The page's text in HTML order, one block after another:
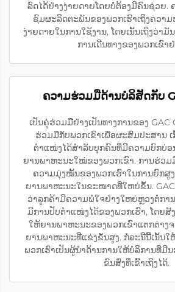
ລົດໄດ້ຢ່າງງ່າຍດາຍໂດຍບໍ່ຕ້ອງມີຄົນຊ່ວຍ.
ຊົມຜະລິດຕະພັນຂອງພວກເຮົາເຖິງຄວາ
ງ່າຍດາຍໃນການໃຊ້ງານ, ໂດຍເນັ້ນເຖິງວ່າ
ການເດີນທາງຂອງພວກເຂົາ
ຄວາມຮ່ວມມືດ້ານບໍລິສັດກັບ
ເປັນຄູ່ຮ່ວມມືຢ່າງເປັນທາງການຂອງ GAC
ຮ່ວມມືກັບພວກເຂົາເພື່ອຜະສົມປະສານ
ຕຳແໜ່ງໄດ້ສຳລັບບຸກຄົນທີ່ມີຄວາມບົກບ່ອ
ຍານພາຫະນະໃໝ່ຂອງພວກເຂົາ. ການຮ່ວມ
ຄວາມມຸ່ງໝັ້ນຂອງພວກເຮົາໃນການຍົກສູງ
ຍານພາຫະນະໃນຂະໜາດທີ່ໃຫຍ່ຂຶ້ນ.
ວ່າລູກຄ້າມີຄວາມພໍໃຈຢ່າງໃຫຍ່ຫຼວງຕໍ່ກາ
ມີການປັບຕຳແໜ່ງໄດ້ຂອງພວກເຮົາ, ໂດຍສັ
ໃຫ້ຍານພາຫະນະຂອງພວກເຂົາແຕກຕ່າງ
ຍານພາຫະນະທີ່ແຂ່ງຂັນສູງ. ກໍລະນີນີ້ເນັ້ນໃ
ພວກເຮົາເປັນຜູ້ນຳດ້ານການໃຫ້ບໍລິການທີ່ມີ
ຂົນສົ່ງທີ່ເຂົ້າເຖິງໄດ້.